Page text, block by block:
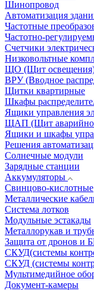
Шинопровод
Автоматизация
Частотные
Частотно-
Счетчики
Низковольтные
ЩО (Щит
ВРУ (Вводное
Щитки квартирные
Шкафы
Ящики управления
ЩАП (Щит
Ящики и шкафы
Решения
Солнечные модули
Зарядные станции
Аккумуляторы
Свинцово-кислотные
Металлические
Система лотков
Модульные эстакады
Металлорукав и
Защита от дронов и
СКУД(системы
СКУД (системы
Мультимедийное
Документ-камеры